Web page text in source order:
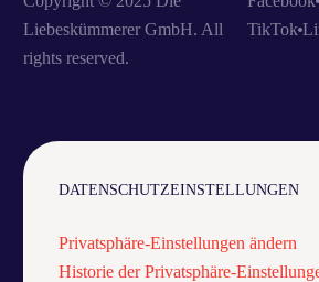
Liebeskümmerer GmbH. All
rights reserved.
TikTok
DATENSCHUTZEINSTELLUNGEN
Privatsphäre-Einstellungen ändern
Historie der Privatsphäre-